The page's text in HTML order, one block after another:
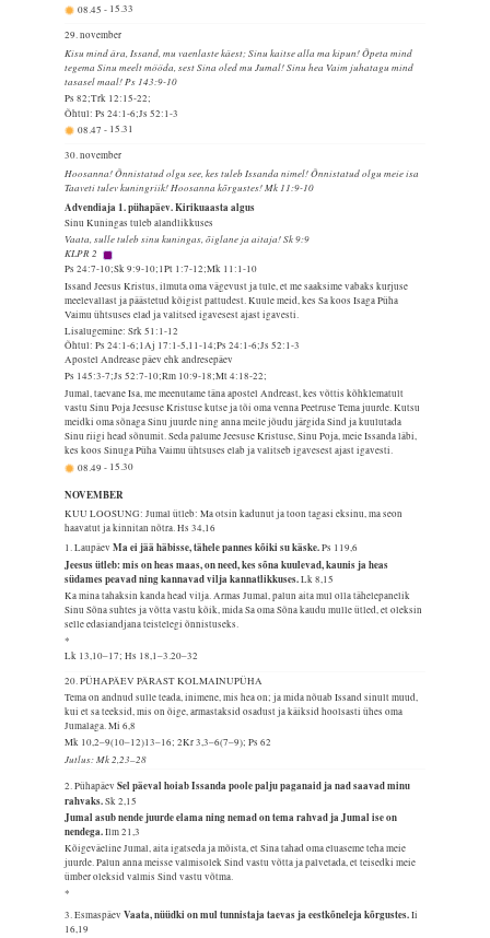
08.45- 15.33
29. november
Kisu mind ära, Issand, mu vaenlaste käest; Sinu kaitse alla ma kipun! Õpeta mind
tegema Sinu meelt mööda, sest Sina oled mu Jumal! Sinu hea Vaim juhatagu mind
tasasel maal! Ps 143:9-10
Ps 82;Trk 12:15-22;
Õhtul: Ps 24:1-6;Js 52:1-3
08.47- 15.31
30. november
Hoosanna! Õnnistatud olgu see, kes tuleb Issanda nimel! Õnnistatud olgu meie isa
Taaveti tulev kuningriik! Hoosanna kõrgustes! Mk 11:9-10
Advendiaja 1. pühapäev. Kirikuaasta algus
Sinu Kuningas tuleb alandlikkuses
Vaata, sulle tuleb sinu kuningas, õiglane ja aitaja! Sk 9:9
KLPR 2
Ps 24:7-10;Sk 9:9-10;1Pt 1:7-12;Mk 11:1-10
Issand Jeesus Kristus, ilmuta oma vägevust ja tule, et me saaksime vabaks kurjuse
meelevallast ja päästetud kõigist pattudest. Kuule meid, kes Sa koos Isaga Püha
Vaimu ühtsuses elad ja valitsed igavesest ajast igavesti.
Lisalugemine: Srk 51:1-12
Õhtul: Ps 24:1-6;1Aj 17:1-5,11-14;Ps 24:1-6;Js 52:1-3
Apostel Andrease päev ehk andresepäev
Ps 145:3-7;Js 52:7-10;Rm 10:9-18;Mt 4:18-22;
Jumal, taevane Isa, me meenutame täna apostel Andreast, kes võttis kõhklematult
vastu Sinu Poja Jeesuse Kristuse kutse ja tõi oma venna Peetruse Tema juurde. Kutsu
meidki oma sõnaga Sinu juurde ning anna meile jõudu järgida Sind ja kuulutada
Sinu riigi head sõnumit. Seda palume Jeesuse Kristuse, Sinu Poja, meie Issanda läbi,
kes koos Sinuga Püha Vaimu ühtsuses elab ja valitseb igavesest ajast igavesti.
08.49- 15.30
NOVEMBER
KUU LOOSUNG: Jumal ütleb: Ma otsin kadunut ja toon tagasi eksinu, ma seon
haavatut ja kinnitan nõtra.Hs 34,16
1. LaupäevMa ei jää häbisse, tähele pannes kõiki su käske.Ps 119,6
Jeesus ütleb: mis on heas maas, on need, kes sõna kuulevad, kaunis ja heas
südames peavad ning kannavad vilja kannatlikkuses.Lk 8,15
Ka mina tahaksin kanda head vilja. Armas Jumal, palun aita mul olla tähelepanelik
Sinu Sõna suhtes ja võtta vastu kõik, mida Sa oma Sõna kaudu mulle ütled, et oleksin
selle edasiandjana teistelegi õnnistuseks.
*
Lk 13,10–17; Hs 18,1–3.20–32
20. PÜHAPÄEV PÄRAST KOLMAINUPÜHA
Tema on andnud sulle teada, inimene, mis hea on; ja mida nõuab Issand sinult muud,
kui et sa teeksid, mis on õige, armastaksid osadust ja käiksid hoolsasti ühes oma
Jumalaga.Mi 6,8
Mk 10,2–9(10–12)13–16; 2Kr 3,3–6(7–9); Ps 62
Jutlus: Mk 2,23–28
2. PühapäevSel päeval hoiab Issanda poole palju paganaid ja nad saavad minu
rahvaks.Sk 2,15
Jumal asub nende juurde elama ning nemad on tema rahvad ja Jumal ise on
nendega.Ilm 21,3
Kõigeväeline Jumal, aita igatseda ja mõista, et Sina tahad oma eluaseme teha meie
juurde. Palun anna meisse valmisolek Sind vastu võtta ja palvetada, et teisedki meie
ümber oleksid valmis Sind vastu võtma.
*
3. EsmaspäevVaata, nüüdki on mul tunnistaja taevas ja eestkõneleja kõrgustes.Ii
16,19